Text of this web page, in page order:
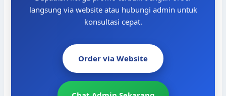
langsung via website atau hubungi admin untuk
konsultasi cepat.
Order via Website